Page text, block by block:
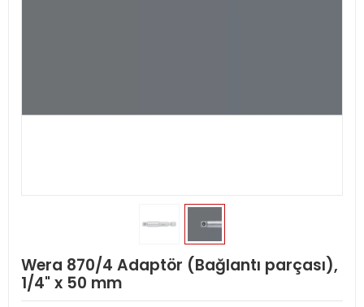
Wera 870/4 Adaptör (Bağlantı parçası),
1/4" x 50 mm